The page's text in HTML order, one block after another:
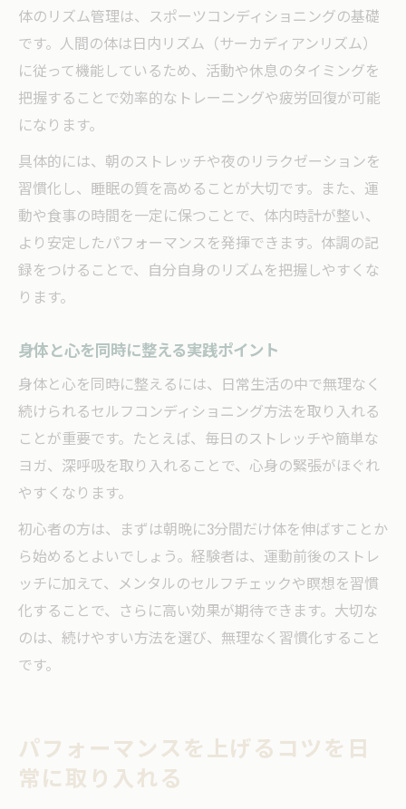
体のリズム管理は、スポーツコンディショニングの基礎
です。人間の体は日内リズム（サーカディアンリズム）
に従って機能しているため、活動や休息のタイミングを
把握することで効率的なトレーニングや疲労回復が可能
になります。
具体的には、朝のストレッチや夜のリラクゼーションを
習慣化し、睡眠の質を高めることが大切です。また、運
動や食事の時間を一定に保つことで、体内時計が整い、
より安定したパフォーマンスを発揮できます。体調の記
録をつけることで、自分自身のリズムを把握しやすくな
ります。
身体と心を同時に整える実践ポイント
身体と心を同時に整えるには、日常生活の中で無理なく
続けられるセルフコンディショニング方法を取り入れる
ことが重要です。たとえば、毎日のストレッチや簡単な
ヨガ、深呼吸を取り入れることで、心身の緊張がほぐれ
やすくなります。
初心者の方は、まずは朝晩に3分間だけ体を伸ばすことか
ら始めるとよいでしょう。経験者は、運動前後のストレ
ッチに加えて、メンタルのセルフチェックや瞑想を習慣
化することで、さらに高い効果が期待できます。大切な
のは、続けやすい方法を選び、無理なく習慣化すること
です。
パフォーマンスを上げるコツを日
常に取り入れる